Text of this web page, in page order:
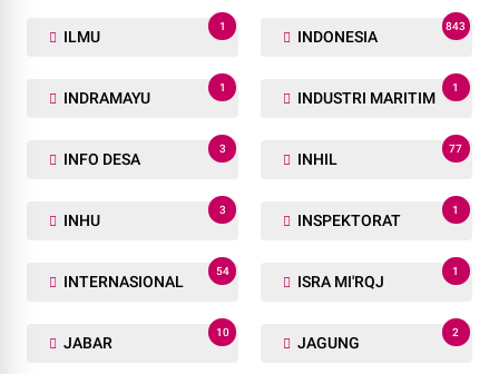
ILMU
1
INDONESIA
843
INDRAMAYU
1
INDUSTRI MARITIM
1
INFO DESA
3
INHIL
77
INHU
3
INSPEKTORAT
1
INTERNASIONAL
54
ISRA MI'RQJ
1
JABAR
10
JAGUNG
2